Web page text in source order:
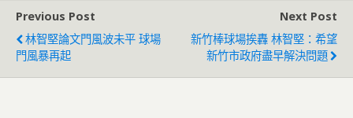
Previous Post
林智堅論文門風波未平 球場
門風暴再起
Next Post
新竹棒球場挨轟 林智堅：希望
新竹市政府盡早解決問題